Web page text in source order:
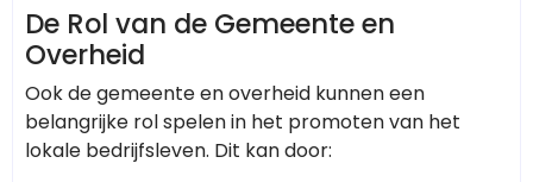
De Rol van de Gemeente en
Overheid
Ook de gemeente en overheid kunnen een
belangrijke rol spelen in het promoten van het
lokale bedrijfsleven. Dit kan door: